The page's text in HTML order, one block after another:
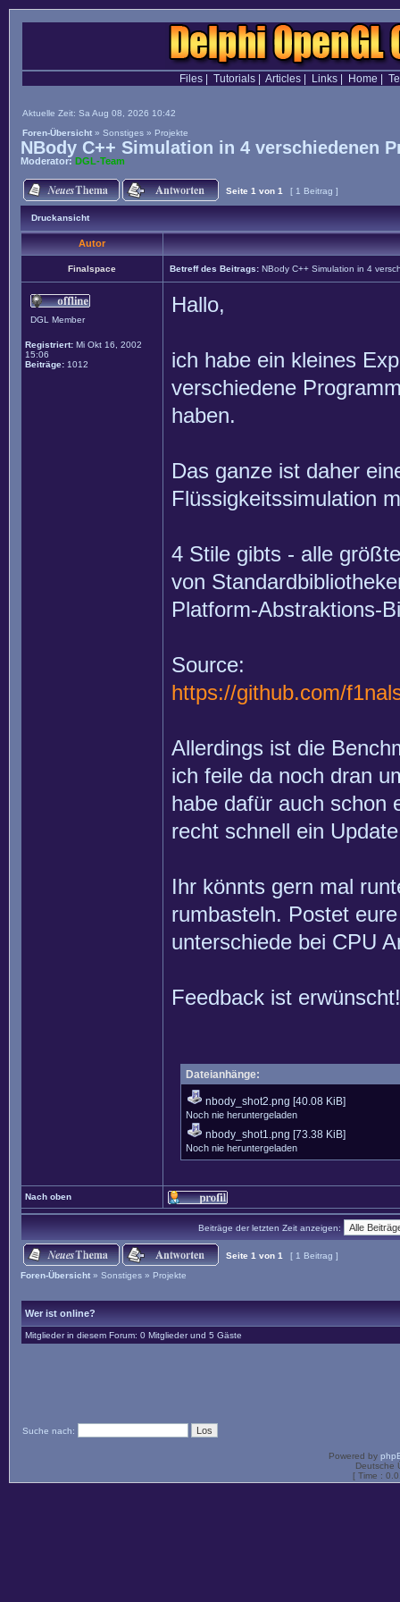
Files| Tutorials| Articles| Links| Home
Aktuelle Zeit: Sa Aug 08, 2026 10:42
Foren-Übersicht » Sonstiges » Projekte
NBody C++ Simulation in 4 verschiedenen
Moderator: DGL-Team
Seite 1 von 1 [ 1 Beitrag ]
Druckansicht
Autor
Finalspace Betreff des Beitrags: NBody C++ Simulation in 4
DGL Member
Registriert: Mi Okt 16, 2002
15:06
Beiträge: 1012
Hallo,
ich habe ein kleines
verschiedene
haben.
Das ganze ist daher
Flüssigkeitssimulation
4 Stile gibts - alle
von
Platform-Abstraktions-
Source:
https://github.com/
Allerdings ist die
ich feile da noch dran
habe dafür auch schon
recht schnell ein
Ihr könnts gern mal
rumbasteln. Postet
unterschiede bei CPU
Feedback ist erwünscht!
Dateianhänge:
nbody_shot2.png [40.08 KiB]
Noch nie heruntergeladen
nbody_shot1.png [73.38 KiB]
Noch nie heruntergeladen
Nach oben
Beiträge der letzten Zeit anzeigen:
Seite 1 von 1
[ 1 Beitrag ]
Foren-Übersicht » Sonstiges » Projekte
Wer ist online?
Mitglieder in diesem Forum: 0 Mitglieder und 5 Gäste
Suche nach:
Powered by
Deutsche
[ Time :